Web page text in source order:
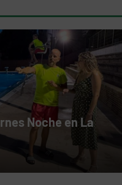
Noche en La